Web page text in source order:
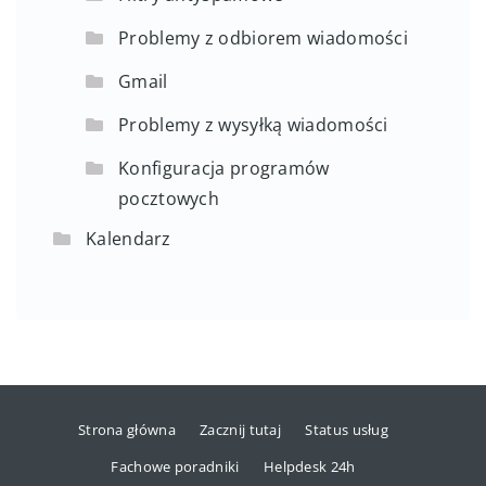
Problemy z odbiorem wiadomości
Gmail
Problemy z wysyłką wiadomości
Konfiguracja programów
pocztowych
Kalendarz
Strona główna Zacznij tutaj
Status usług
Fachowe poradniki
Helpdesk 24h